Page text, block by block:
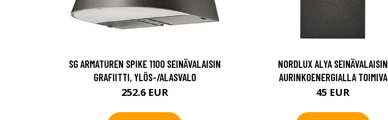
SG ARMATUREN SPIKE 1100 SEINÄVALAISIN
GRAFIITTI, YLÖS-/ALASVALO
252.6 EUR
NORDLUX ALYA SEINÄVALAISIN
AURINKOENERGIALLA TOIMIVA
45 EUR